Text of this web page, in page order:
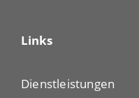
Links
Dienstleistungen